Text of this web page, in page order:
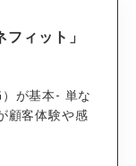
ィット」
が基本- 単な
顧客体験や感